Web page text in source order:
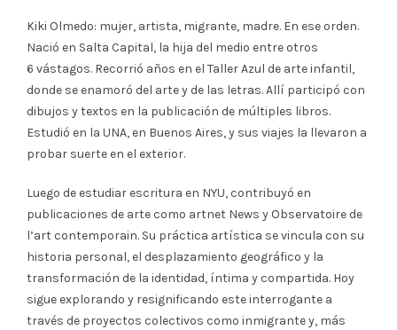
Kiki Olmedo: mujer, artista, migrante, madre. En ese orden.
Nació en Salta Capital, la hija del medio entre otros
6 vástagos. Recorrió años en el Taller Azul de arte infantil,
donde se enamoró del arte y de las letras. Allí participó con
dibujos y textos en la publicación de múltiples libros.
Estudió en la UNA, en Buenos Aires, y sus viajes la llevaron a
probar suerte en el exterior.
Luego de estudiar escritura en NYU, contribuyó en
publicaciones de arte como artnet News y Observatoire de
l’art contemporain. Su práctica artística se vincula con su
historia personal, el desplazamiento geográfico y la
transformación de la identidad, íntima y compartida. Hoy
sigue explorando y resignificando este interrogante a
través de proyectos colectivos como inmigrante y, más